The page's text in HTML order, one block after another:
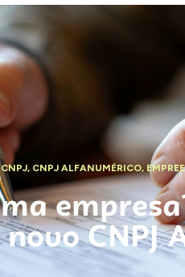
, CNPJ ALFANUMÉRICO,
CNPJ